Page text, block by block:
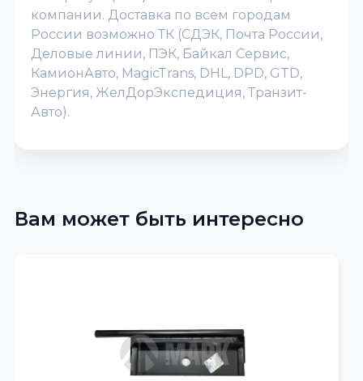
компании. Доставка по всем городам
России возможно ТК (СДЭК, Почта России,
Деловые линии, ПЭК, Байкал Сервис,
КамионАвто, MagicTrans, DHL, DPD, GTD,
Энергия, ЖелДорЭкспедиция, Транзит-
Авто).
Вам может быть интересно